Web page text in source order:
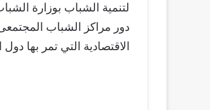
لتنمية الشباب بوزارة
دور مراكز الشباب
الاقتصادية التي تمر بها دول